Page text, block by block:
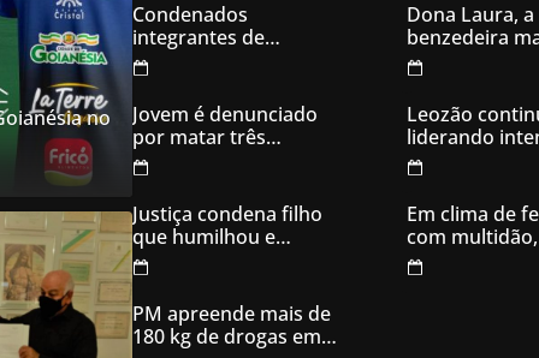
no
Condenados
integrantes de
organização
criminosa acusados
de explodir caixas
eletrônicos
Jovem é denunciado
por matar três
filhotes de cachorro e
usar sangue para
ameaçar os donos,
em Aparecida de
Goiânia
Justiça condena filho
que humilhou e
ameaçou mãe idosa;
da prisão à sentença
condenatória foram
apenas 21 dias
PM apreende mais de
180 kg de drogas em
Dona Laura, a
benzedeira
famosa de
Leozão
liderando
votos em
Em clima de
com
inaugura
campanha